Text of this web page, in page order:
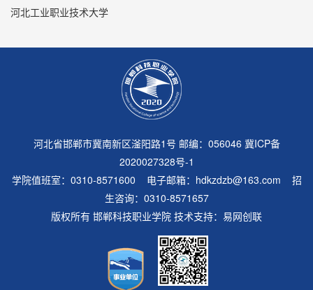
河北工业职业技术大学
河北省邯郸市冀南新区滏阳路1号 邮编：056046 冀ICP备
2020027328号-1
学院值班室：0310-8571600 电子邮箱：hdkzdzb@163.com 招
生咨询：0310-8571657
版权所有 邯郸科技职业学院 技术支持： 易网创联